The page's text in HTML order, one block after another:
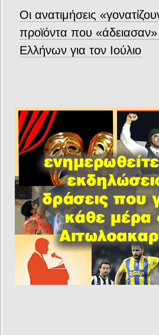
Οι ανατιμήσεις
προϊόντα που
Ελλήνων για τον Ιούλιο